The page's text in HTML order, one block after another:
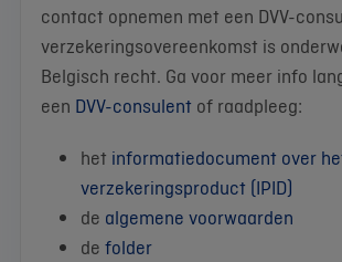
contact opnemen met een DVV-
verzekeringsovereenkomst is
Belgisch recht. Ga voor meer info
een DVV-consulent of raadpleeg:
het informatiedocument over
verzekeringsproduct (IPID)
de algemene voorwaarden
de folder